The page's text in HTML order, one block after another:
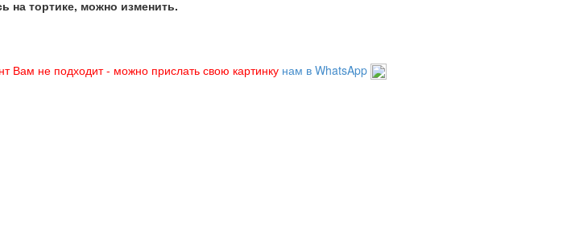
на тортике, можно изменить.
Вам не подходит - можно прислать свою картинку нам в WhatsApp